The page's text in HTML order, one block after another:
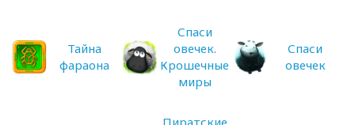
Тайна
фараона
Спаси
овечек.
Крошечные
миры
Спаси
овечек
Пиратские